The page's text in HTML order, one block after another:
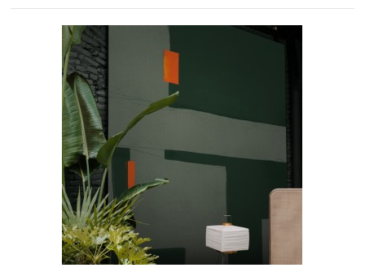
STOŁY
STOLIKI
TAPETY | TYNKI
TAPETY WALL & DECO
WZÓR 2023
WZÓR 2022